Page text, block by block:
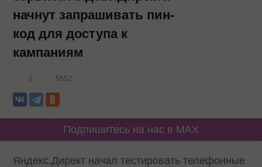
начнут запрашивать пин-
код для доступа к
кампаниям
0 5552
Подпишитесь на нас в MAX
Яндекс.Директ начал тестировать телефонные